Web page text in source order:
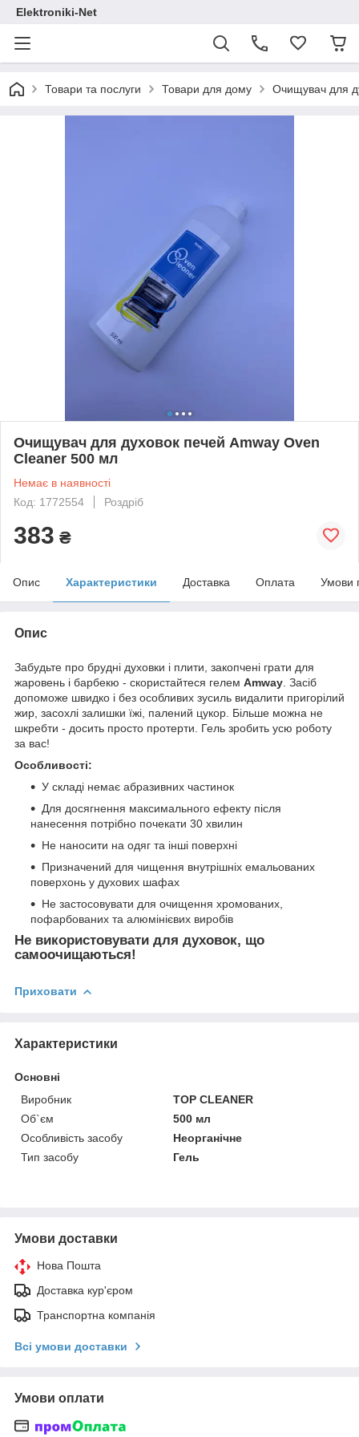
Elektroniki-Net
Товари та послуги Товари для дому Очищувач для
Очищувач для духовок печей Amway Oven
Cleaner 500 мл
Немає в наявності
Код: 1772554
Роздріб
383 ₴
Опис Характеристики Доставка Оплата Умови
Опис
Забудьте про брудні духовки і плити, закопчені грати для
жаровень і барбекю - скористайтеся гелем Amway . Засіб
допоможе швидко і без особливих зусиль видалити пригорілий
жир, засохлі залишки їжі, палений цукор. Більше можна не
шкребти - досить просто протерти. Гель зробить усю роботу
за вас!
Особливості:
У складі немає абразивних частинок
Для досягнення максимального ефекту після
нанесення потрібно почекати 30 хвилин
Не наносити на одяг та інші поверхні
Призначений для чищення внутрішніх емальованих
поверхонь у духових шафах
Не застосовувати для очищення хромованих,
пофарбованих та алюмінієвих виробів
Не використовувати для духовок, що
самоочищаються!
Приховати
Характеристики
Основні
Виробник
TOP CLEANER
Об`єм
500 мл
Особливість засобу
Неорганічне
Тип засобу
Гель
Умови доставки
Нова Пошта
Доставка кур'єром
Транспортна компанія
Всі умови доставки
Умови оплати